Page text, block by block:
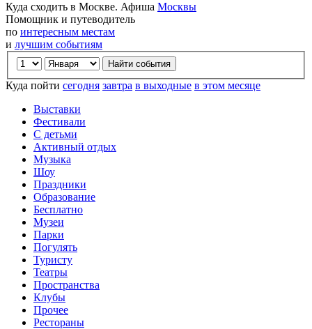
Куда сходить в Москве. Афиша Москвы
Помощник и путеводитель
по интересным местам
и лучшим событиям
Куда пойти сегодня завтра в выходные в этом месяце
Выставки
Фестивали
С детьми
Активный отдых
Музыка
Шоу
Праздники
Образование
Бесплатно
Музеи
Парки
Погулять
Туристу
Театры
Пространства
Клубы
Прочее
Рестораны